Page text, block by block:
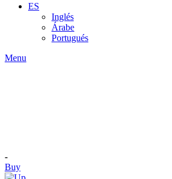
ES
Inglés
Árabe
Portugués
Menu
-
Buy